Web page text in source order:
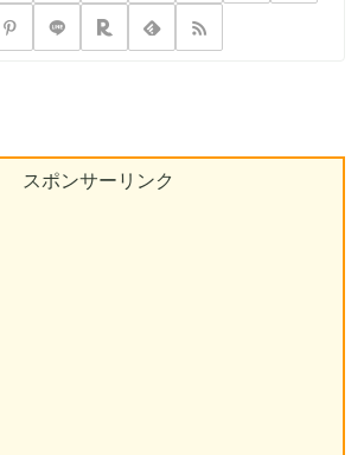
スポンサーリンク